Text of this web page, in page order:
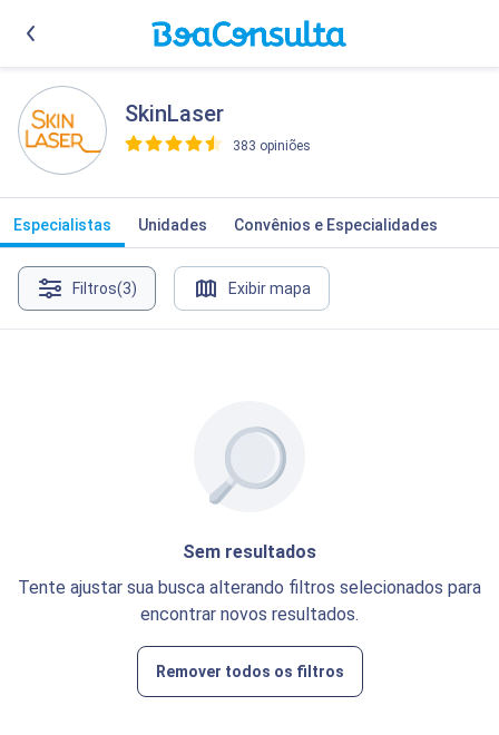
SkinLaser
383 opiniões
Especialistas Unidades Convênios e Especialidades
Filtros(3) Exibir mapa
Sem resultados
Tente ajustar sua busca alterando filtros selecionados para
encontrar novos resultados.
Remover todos os filtros